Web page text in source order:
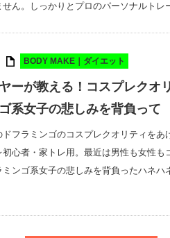
せん。しっかりとプロのパーソナルト
BODY MAKE｜ダイエット
ーが教える！コスプレクオ
系女子の悲しみを背負って
ドフラミンゴのコスプレクオリティをあ
初心者・家トレ用。最近は男性も女性
ミンゴ系女子の悲しみを背負ったハネ